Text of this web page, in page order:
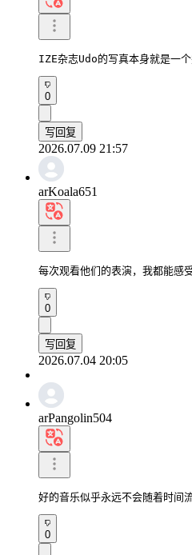
IZE杂志Udo的写真本身就是一
0
写回复
2026.07.09 21:57
arKoala651
每次观看他们的表演，我都能感
0
写回复
2026.07.04 20:05
arPangolin504
好的音乐似乎永远不会随着时间
0